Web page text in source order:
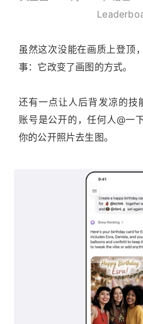
虽然这次没能在画质上登顶
事：它改变了画图的方式。
还有一点让人后背发凉的技
账号是公开的，任何人@一
你的公开照片去生图。